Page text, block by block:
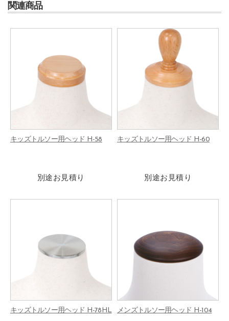
関連商品
キッズトルソー用ヘッド H-58
別途お見積り
キッズトルソー用ヘッド H-60
別途お見積り
キッズトルソー用ヘッド H-78HL メンズトルソー用ヘッド H-104